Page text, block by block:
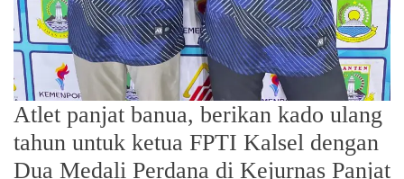
Atlet panjat banua, berikan kado ulang
tahun untuk ketua FPTI Kalsel dengan
Dua Medali Perdana di Kejurnas Panjat